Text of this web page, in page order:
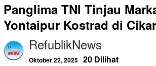
Panglima TNI Tinjau
Yontaipur Kostrad di
RefublikNews
Oktober 22, 2025 20 Dilihat